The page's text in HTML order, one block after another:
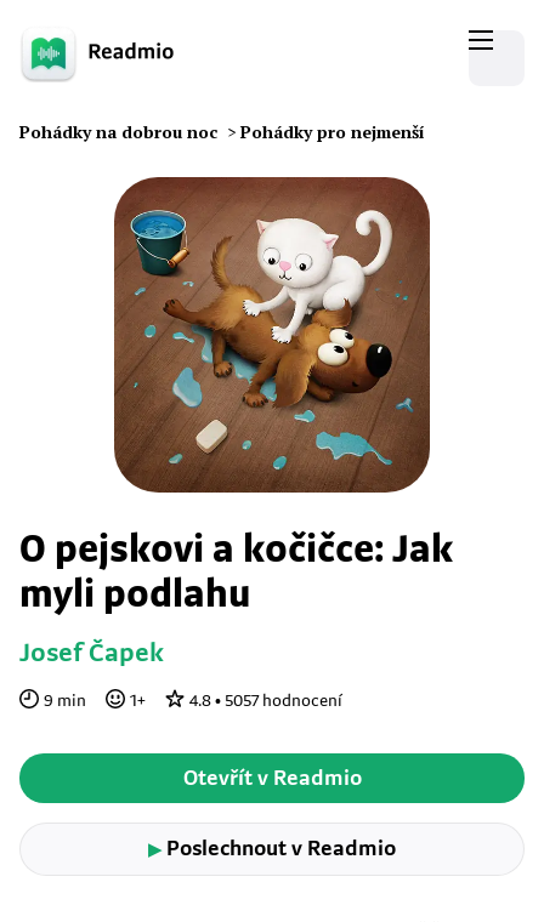
Pohádky na dobrou noc > Pohádky pro nejmenší
O pejskovi a kočičce: Jak
myli podlahu
Josef Čapek
9 min 1+ 4.8 • 5057hodnocení
Otevřít v Readmio
▶Poslechnout v Readmio